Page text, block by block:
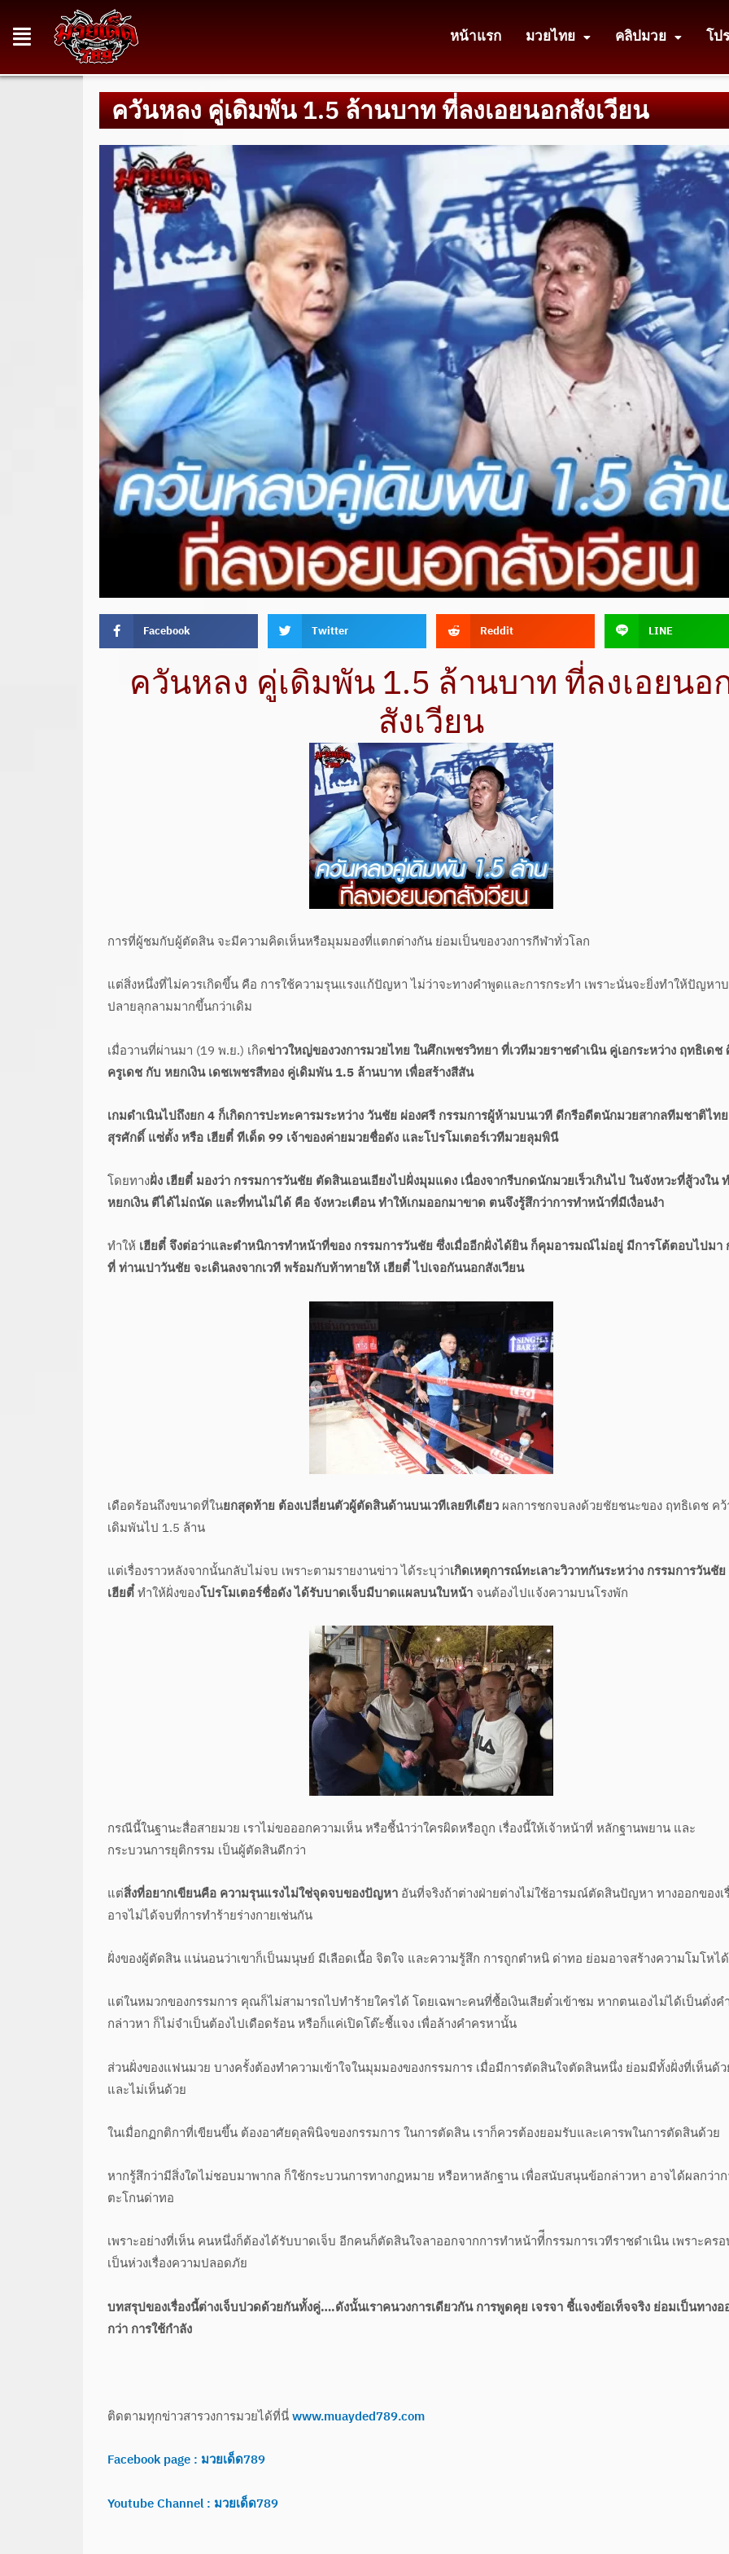
หน้าแรก มวยไทย คลิปมวย โป
ควันหลง คู่เดิมพัน 1.5 ล้านบาท ที่ลงเอยนอกสังเวียน
Facebook Twitter Reddit LINE
ควันหลง คู่เดิมพัน 1.5 ล้านบาท ที่ลงเอยนอ
สังเวียน
การที่ผู้ชมกับผู้ตัดสิน จะมีความคิดเห็นหรือมุมมองที่แตกต่างกัน ย่อมเป็นของวงการกีฬาทั่วโลก
แต่สิ่งหนึ่งที่ไม่ควรเกิดขึ้น คือ การใช้ความรุนแรงแก้ปัญหา ไม่ว่าจะทางคำพูดและการกระทำ เพราะนั่นจะยิ่งทำให้ปัญหา
ปลายลุกลามมากขึ้นกว่าเดิม
เมื่อวานที่ผ่านมา (19 พ.ย.) เกิดข่าวใหญ่ของวงการมวยไทย ในศึกเพชรวิทยา ที่เวทีมวยราชดำเนิน คู่เอกระหว่าง ฤทธิเดช
ครูเดช กับ หยกเงิน เดชเพชรสีทอง คู่เดิมพัน 1.5 ล้านบาท เพื่อสร้างสีสัน
เกมดำเนินไปถึงยก 4 ก็เกิดการปะทะคารมระหว่าง วันชัย ผ่องศรี กรรมการผู้ห้ามบนเวที ดีกรีอดีตนักมวยสากลทีมชาติไท
สุรศักดิ์ แซ่ตั้ง หรือ เฮียตี๋ ทีเด็ด 99 เจ้าของค่ายมวยชื่อดัง และโปรโมเตอร์เวทีมวยลุมพินี
โดยทางฝั่ง เฮียตี๋ มองว่า กรรมการวันชัย ตัดสินเอนเอียงไปฝั่งมุมแดง เนื่องจากรีบกดนักมวยเร็วเกินไป ในจังหวะที่สู้วงใน
หยกเงิน ตีได้ไม่ถนัด และที่ทนไม่ได้ คือ จังหวะเตือน ทำให้เกมออกมาขาด ตนจึงรู้สึกว่าการทำหน้าที่มีเงื่อนงำ
ทำให้ เฮียตี๋ จึงต่อว่าและตำหนิการทำหน้าที่ของ กรรมการวันชัย ซึ่งเมื่ออีกฝั่งได้ยิน ก็คุมอารมณ์ไม่อยู่ มีการโต้ตอบไปมา
ที่ ท่านเปาวันชัย จะเดินลงจากเวที พร้อมกับท้าทายให้ เฮียตี๋ ไปเจอกันนอกสังเวียน
เดือดร้อนถึงขนาดที่ในยกสุดท้าย ต้องเปลี่ยนตัวผู้ตัดสินด้านบนเวทีเลยทีเดียว ผลการชกจบลงด้วยชัยชนะของ ฤทธิเดช คว้
เดิมพันไป 1.5 ล้าน
แต่เรื่องราวหลังจากนั้นกลับไม่จบ เพราะตามรายงานข่าว ได้ระบุว่าเกิดเหตุการณ์ทะเลาะวิวาทกันระหว่าง กรรมการวันชั
เฮียตี๋ทำให้ฝั่งของโปรโมเตอร์ชื่อดัง ได้รับบาดเจ็บมีบาดแผลบนใบหน้า จนต้องไปแจ้งความบนโรงพัก
กรณีนี้ในฐานะสื่อสายมวย เราไม่ขอออกความเห็น หรือชี้นำว่าใครผิดหรือถูก เรื่องนี้ให้เจ้าหน้าที่ หลักฐานพยาน และ
กระบวนการยุติกรรม เป็นผู้ตัดสินดีกว่า
แต่สิ่งที่อยากเขียนคือ ความรุนแรงไม่ใช่จุดจบของปัญหา อันที่จริงถ้าต่างฝ่ายต่างไม่ใช้อารมณ์ตัดสินปัญหา ทางออกของเ
อาจไม่ได้จบที่การทำร้ายร่างกายเช่นกัน
ฝั่งของผู้ตัดสิน แน่นอนว่าเขาก็เป็นมนุษย์ มีเลือดเนื้อ จิตใจ และความรู้สึก การถูกตำหนิ ด่าทอ ย่อมอาจสร้างความโมโหได้
แต่ในหมวกของกรรมการ คุณก็ไม่สามารถไปทำร้ายใครได้ โดยเฉพาะคนที่ซื้อเงินเสียตั๋วเข้าชม หากตนเองไม่ได้เป็นดั่งคำ
กล่าวหา ก็ไม่จำเป็นต้องไปเดือดร้อน หรือก็แค่เปิดโต๊ะชี้แจง เพื่อล้างคำครหานั้น
ส่วนฝั่งของแฟนมวย บางครั้งต้องทำความเข้าใจในมุมมองของกรรมการ เมื่อมีการตัดสินใจตัดสินหนึ่ง ย่อมมีทั้งฝั่งที่เห็นด้
และไม่เห็นด้วย
ในเมื่อกฏกติกาที่เขียนขึ้น ต้องอาศัยดุลพินิจของกรรมการ ในการตัดสิน เราก็ควรต้องยอมรับและเคารพในการตัดสินด้วย
หากรู้สึกว่ามีสิ่งใดไม่ชอบมาพากล ก็ใช้กระบวนการทางกฏหมาย หรือหาหลักฐาน เพื่อสนับสนุนข้อกล่าวหา อาจได้ผลกว่า
ตะโกนด่าทอ
เพราะอย่างที่เห็น คนหนึ่งก็ต้องได้รับบาดเจ็บ อีกคนก็ตัดสินใจลาออกจากการทำหน้าที่ีกรรมการเวทีราชดำเนิน เพราะคร
เป็นห่วงเรื่องความปลอดภัย
บทสรุปของเรื่องนี้ต่างเจ็บปวดด้วยกันทั้งคู่….ดังนั้นเราคนวงการเดียวกัน การพูดคุย เจรจา ชี้แจงข้อเท็จจริง ย่อมเป็นทาง
กว่า การใช้กำลัง
ติดตามทุกข่าวสารวงการมวยได้ที่นี่www.muayded789.com
Facebook page : มวยเด็ด789
Youtube Channel : มวยเด็ด789